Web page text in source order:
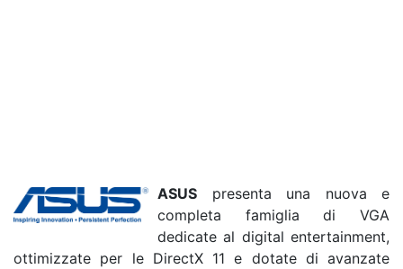
ASUS presenta una nuova e
completa famiglia di VGA
dedicate al digital entertainment,
ottimizzate per le DirectX 11 e dotate di avanzate